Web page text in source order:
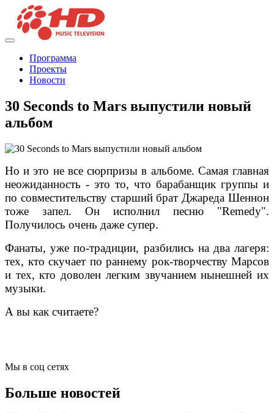
Программа
Проекты
Новости
30 Seconds to Mars выпустили новый
альбом
Но и это не все сюрпризы в альбоме. Самая главная
неожиданность - это то, что барабанщик группы и
по совместительству старший брат Джареда Шеннон
тоже запел. Он исполнил песню "Remedy".
Получилось очень даже супер.
Фанаты, уже по-традиции, разбились на два лагеря:
тех, кто скучает по раннему рок-творчеству Марсов
и тех, кто доволен легким звучанием нынешней их
музыки.
А вы как считаете?
Мы в соц сетях
Больше новостей